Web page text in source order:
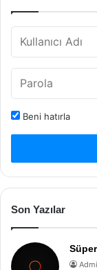
Beni hatırla
Son Yazılar